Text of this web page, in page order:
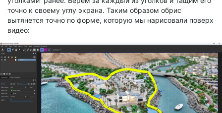
точно к своему углу экрана. Таким образом обрис
вытянется точно по форме, которую мы нарисовали поверх
видео: